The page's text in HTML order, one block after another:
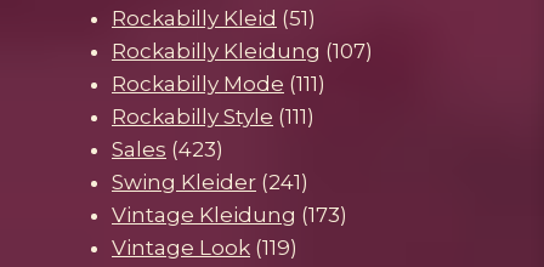
Rockabilly Kleid 5151
Produkte
Rockabilly Kleidung 107107
Rockabilly Mode 111111
Rockabilly Style 111111
Sales 423423
Produkte
Swing Kleider 241241
Produkte
Vintage Kleidung 173173
Vintage Look 119119